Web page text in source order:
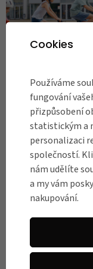
PRO DĚTI
Dětská kola
proměňují jízdu v
superhrdinský
Dětská kola FÍHA
techniku s
děti přirozeně
Komiksový svět dává
jet, zatímco nízká
ergonomie
Cookies
Používáme
fungování
přizpůsobení
statistickým a
personalizaci
společností.
nám udělíte
a my vám
nakupování.